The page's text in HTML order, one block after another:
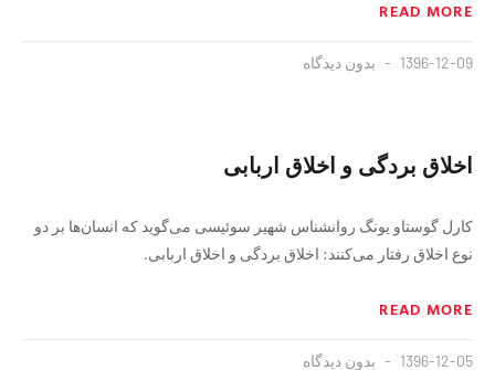
READ MORE
1396-12-09 بدون دیدگاه
ﺍﺧﻼﻕ ﺑﺮﺩﮔﯽ ﻭ ﺍﺧﻼﻕ ﺍﺭﺑﺎﺑﯽ
ﮐﺎﺭﻝ ﮔﻮﺳﺘﺎﻭ ﯾﻮﻧﮓ ﺭﻭﺍﻧﺸﻨﺎﺱ ﺷﻬﯿﺮ ﺳﻮﺋﯿﺴﯽ ﻣﯽ‌ﮔﻮﯾﺪ ﮐﻪ ﺍﻧﺴﺎﻥﻫﺎ ﺑﺮ ﺩﻭ
ﻧﻮﻉ ﺍﺧﻼﻕ ﺭﻓﺘﺎﺭ ﻣﯽ‌ﮐﻨﻨﺪ: ﺍﺧﻼﻕ ﺑﺮﺩﮔﯽ ﻭ ﺍﺧﻼﻕ ﺍﺭﺑﺎﺑﯽ.
READ MORE
1396-12-05 بدون دیدگاه